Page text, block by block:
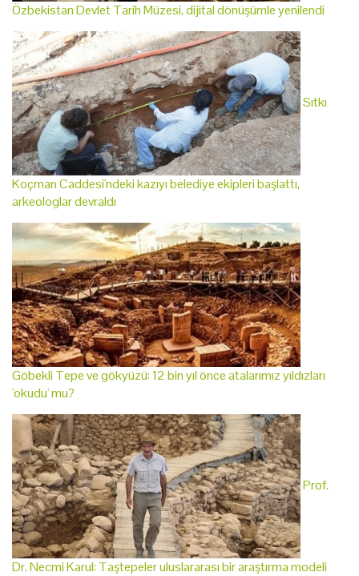
Özbekistan Devlet Tarih Müzesi, dijital dönüşümle yenilendi
Sıtkı
Koçman Caddesi'ndeki kazıyı belediye ekipleri başlattı,
arkeologlar devraldı
Göbekli Tepe ve gökyüzü: 12 bin yıl önce atalarımız yıldızları
'okudu' mu?
Prof.
Dr. Necmi Karul: Taştepeler uluslararası bir araştırma modeli